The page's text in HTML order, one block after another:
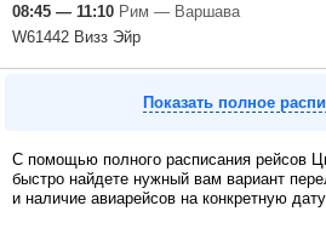
08:45 — 11:10 Рим — Варшава
W61442 Визз Эйр
Показать полное
С помощью полного расписания рейсов
быстро найдете нужный вам вариант
и наличие авиарейсов на конкретную дату.